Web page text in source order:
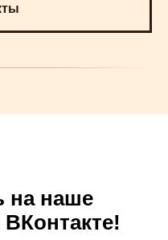
на наше